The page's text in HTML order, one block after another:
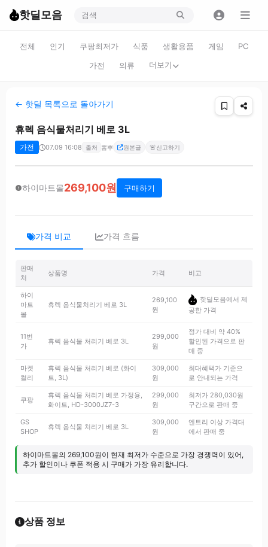
핫딜모음
전체 인기 쿠팡최저가 식품 생활용품 게임
PC
가전
의류 더보기
← 핫딜 목록으로 돌아가기
휴렉 음식물처리기 베로 3L
가전 07.09 16:08 출처 뽐뿌 원본글 🚨신고하기
하이마트몰269,100원 구매하기
가격 비교 가격 흐름
판매
처
상품명 가격 비고
하이
마트
몰
휴렉 음식물처리기 베로 3L
269,100
원
핫딜모음에서 제
공한 가격
11번
가
휴렉 음식물 처리기 베로 3L
299,000
원
정가 대비 약 40%
할인된 가격으로 판
매 중
마켓
컬리
휴렉 음식물 처리기 베로 (화이
트, 3L)
309,000
원
최대혜택가 기준으
로 안내되는 가격
쿠팡
휴렉 음식물 처리기 베로 가정용,
화이트, HD-3000JZ7-3
299,000
원
최저가 280,030원
구간으로 판매 중
GS
SHOP
휴렉 음식물 처리기 베로 3L
309,000
원
엔트리 이상 가격대
에서 판매 중
하이마트몰의 269,100원이 현재 최저가 수준으로 가장 경쟁력이 있어,
추가 할인이나 쿠폰 적용 시 구매가 가장 유리합니다.
상품 정보